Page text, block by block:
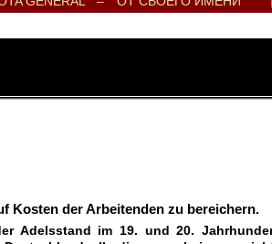
Kosten der Arbeitenden zu bereichern.
Adelsstand im 19. und 20.